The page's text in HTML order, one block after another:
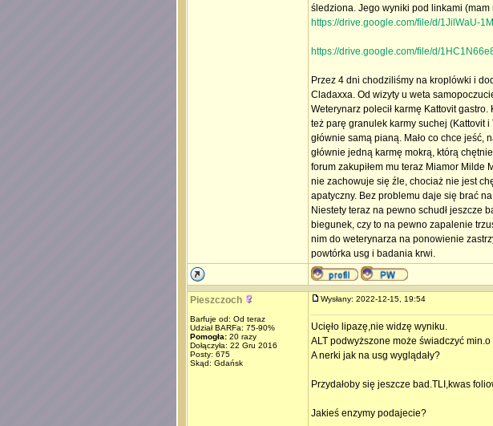
śledziona. Jego wyniki pod linkami
https://drive.google.com/file/d/1JilWaU-
https://drive.google.com/file/d/
Przez 4 dni chodziliśmy na kroplówki i
Cladaxxa. Od wizyty u weta
Weterynarz polecił karmę Kattovit
też parę granulek karmy suchej (Kattovit
głównie samą pianą. Mało co chce jeść,
głównie jedną karmę mokrą, którą
forum zakupiłem mu teraz Miamor Milde
nie zachowuje się źle, chociaż nie jest
apatyczny. Bez problemu daje się brać
Niestety teraz na pewno schudł jeszcze
biegunek, czy to na pewno zapalenie
nim do weterynarza na ponowienie
powtórka usg i badania krwi.
Pieszczoch
Barfuje od: Od teraz
Udział BARFa: 75-90%
Pomogła: 20 razy
Dołączyła: 22 Gru 2016
Posty: 675
Skąd: Gdańsk
Wysłany: 2022-12-15, 19:54
Ucięło lipazę,nie widzę wyniku.
ALT podwyższone może świadczyć
A nerki jak na usg wyglądały?
Przydałoby się jeszcze bad.TLI,kwas
Jakieś enzymy podajecie?